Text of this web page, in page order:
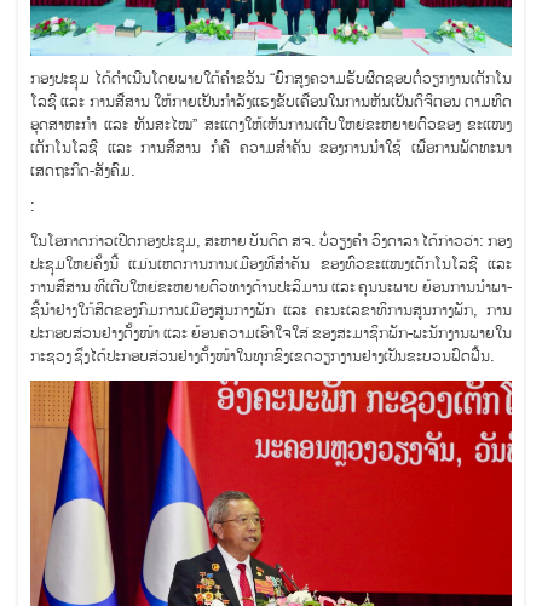
​ກອງປະຊຸມ ໄດ້ດໍາເນີນໂດຍພາຍໃຕ້ຄໍາຂວັນ “ຍົກສູງຄວາມຮັບຜິດຊອບຕໍ່ວຽກງານເຕັກໂນ
ໂລຊີ ແລະ ການສື່ສານ ໃຫ້ກາຍເປັນກໍາລັງແຮງຂັບເຄື່ອນໃນການຫັນເປັນດິຈິຕອນ ຕາມທິດ
ອຸດສາຫະກໍາ ແລະ ທັນສະໄໝ” ສະແດງໃຫ້ເຫັນການເຕີບໃຫຍ່ຂະຫຍາຍຕົວຂອງ ຂະແໜງ
ເຕັກໂນໂລຊີ ແລະ ການສື່ສານ ກໍຄື ຄວາມສໍາຄັນ ຂອງການນໍາໃຊ້ ເພື່ອການພັດທະນາ
ເສດຖະກິດ-ສັງຄົມ.
:
​ໃນໂອກາດກ່າວເປີດກອງປະຊຸມ, ສະຫາຍ ບັນດິດ ສຈ. ບໍ່ວຽງຄໍາ ວົງດາລາ ໄດ້ກ່າວວ່າ: ກອງ
ປະຊຸມໃຫຍ່ຄັ້ງນີ້ ແມ່ນເຫດການການເມືອງທີ່ສໍາຄັນ ຂອງທົ່ວຂະແໜງເຕັກໂນໂລຊີ ແລະ
ການສື່ສານ ທີ່ເຕີບໃຫຍ່ຂະຫຍາຍຕົວທາງດ້ານປະລິມານ ແລະ ຄຸນນະພາບ ຍ້ອນການນໍາພາ-
ຊີ້ນໍາຢ່າງໃກ້ສິດຂອງກົມການເມືອງສູນກາງພັກ ແລະ ຄະນະເລຂາທິການສູນກາງພັກ, ການ
ປະກອບສ່ວນຢ່າງຕັ້ງໜ້າ ແລະ ຍ້ອນຄວາມເອົາໃຈໃສ່ ຂອງສະມາຊິກພັກ-ພະນັກງານພາຍໃນ
ກະຊວງ ຊຶ່ງໄດ້ປະກອບສ່ວນຢ່າງຕັ້ງໜ້າໃນທຸກຂົງເຂດວຽກງານຢ່າງເປັນຂະບວນຟົດຟື້ນ.